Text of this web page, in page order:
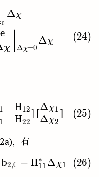
\rm
0
Δχ
χ
e
∣
∣∣
∣
Δχ=0
Δχ (24)
\rm
1
1
H12
H22
] [Δχ1
Δχ2
] (25)
，有
b_{1}^{\ast} =
b2,0 − H11
∗ Δχ1 (26)